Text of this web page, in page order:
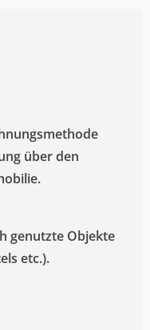
über den
genutzte Objekte
etc.).